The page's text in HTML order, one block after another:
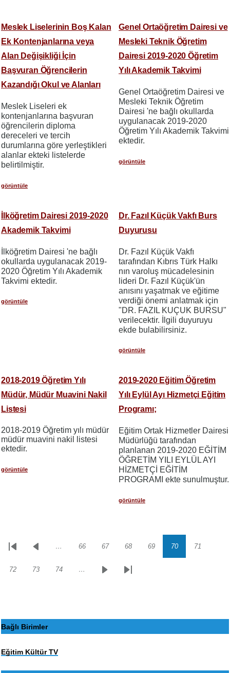
Meslek Liselerinin Boş Kalan
Ek Kontenjanlarına veya
Alan Değişikliği İçin
Başvuran Öğrencilerin
Kazandığı Okul ve Alanları
Meslek Liseleri ek
kontenjanlarına başvuran
öğrencilerin diploma
dereceleri ve tercih
durumlarına göre yerleştikleri
alanlar ekteki listelerde
belirtilmiştir.
görüntüle
Genel Ortaöğretim Dairesi ve
Mesleki Teknik Öğretim
Dairesi 2019-2020 Öğretim
Yılı Akademik Takvimi
Genel Ortaöğretim Dairesi ve
Mesleki Teknik Öğretim
Dairesi 'ne bağlı okullarda
uygulanacak 2019-2020
Öğretim Yılı Akademik Takvimi
ektedir.
görüntüle
İlköğretim Dairesi 2019-2020
Akademik Takvimi
İlköğretim Dairesi 'ne bağlı
okullarda uygulanacak 2019-
2020 Öğretim Yılı Akademik
Takvimi ektedir.
görüntüle
Dr. Fazıl Küçük Vakfı Burs
Duyurusu
Dr. Fazıl Küçük Vakfı
tarafından Kıbrıs Türk Halkı
nın varoluş mücadelesinin
lideri Dr. Fazıl Küçük'ün
anısını yaşatmak ve eğitime
verdiği önemi anlatmak için
"DR. FAZIL KUÇUK BURSU"
verilecektir. İlgili duyuruyu
ekde bulabilirsiniz.
görüntüle
2018-2019 Öğretim Yılı
Müdür, Müdür Muavini Nakil
Listesi
2018-2019 Öğretim yılı müdür
müdür muavini nakil listesi
ektedir.
görüntüle
2019-2020 Eğitim Öğretim
Yılı Eylül Ayı Hizmetçi Eğitim
Programı;
Eğitim Ortak Hizmetler Dairesi
Müdürlüğü tarafından
planlanan 2019-2020 EĞİTİM
ÖĞRETİM YILI EYLÜL AYI
HİZMETÇİ EĞİTİM
PROGRAMI ekte sunulmuştur.
görüntüle
Sayfalama
İlk
Önceki… Sayfa
66 Sayfa
67 Sayfa
68 Sayfa
69 Sayfa
70 Sayfa
71
Sayfa
72 Sayfa
73 Sayfa
74 …
SonrakiSon
Bağlı Birimler
Eğitim Kültür TV